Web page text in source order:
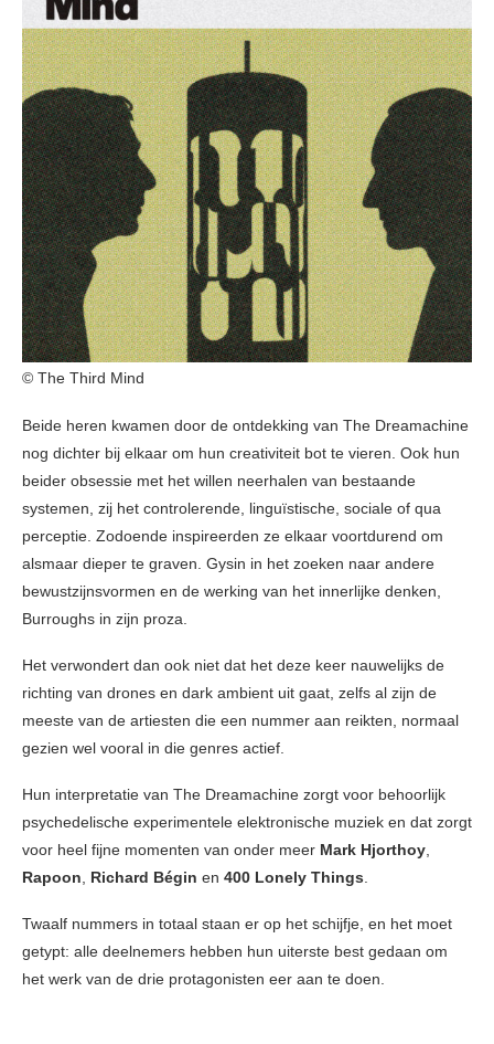
© The Third Mind
Beide heren kwamen door de ontdekking van The Dreamachine
nog dichter bij elkaar om hun creativiteit bot te vieren. Ook hun
beider obsessie met het willen neerhalen van bestaande
systemen, zij het controlerende, linguïstische, sociale of qua
perceptie. Zodoende inspireerden ze elkaar voortdurend om
alsmaar dieper te graven. Gysin in het zoeken naar andere
bewustzijnsvormen en de werking van het innerlijke denken,
Burroughs in zijn proza.
Het verwondert dan ook niet dat het deze keer nauwelijks de
richting van drones en dark ambient uit gaat, zelfs al zijn de
meeste van de artiesten die een nummer aan reikten, normaal
gezien wel vooral in die genres actief.
Hun interpretatie van The Dreamachine zorgt voor behoorlijk
psychedelische experimentele elektronische muziek en dat zorgt
voor heel fijne momenten van onder meer Mark Hjorthoy,
Rapoon, Richard Bégin en 400 Lonely Things.
Twaalf nummers in totaal staan er op het schijfje, en het moet
getypt: alle deelnemers hebben hun uiterste best gedaan om
het werk van de drie protagonisten eer aan te doen.